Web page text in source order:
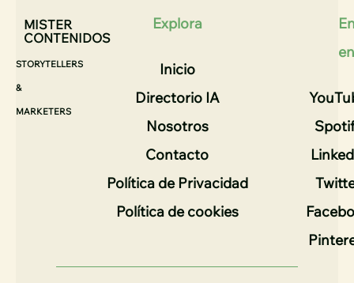
MISTER
CONTENIDOS
STORYTELLERS
&
MARKETERS
Explora
Inicio
Directorio IA
Nosotros
Contacto
Política de Privacidad
Política de cookies
en